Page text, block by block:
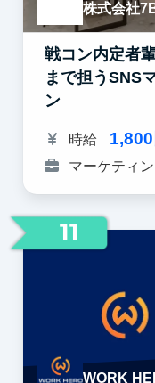
株式会社
戦コン内定者
まで担うSNS
ン
時給
マーケティ
WORK
11